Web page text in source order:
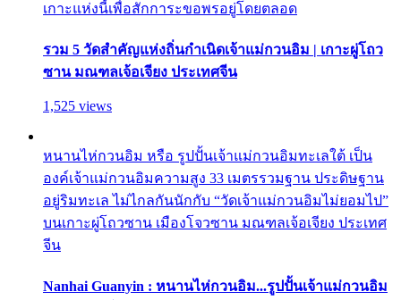
เกาะแห่งนี้เพื่อสักการะขอพรอยู่โดยตลอด
รวม 5 วัดสำคัญแห่งถิ่นกำเนิดเจ้าแม่กวนอิม | เกาะผู่โถว
ซาน มณฑลเจ้อเจียง ประเทศจีน
1,525 views
หนานไห่กวนอิม หรือ รูปปั้นเจ้าแม่กวนอิมทะเลใต้ เป็น
องค์เจ้าแม่กวนอิมความสูง 33 เมตรรวมฐาน ประดิษฐาน
อยู่ริมทะเล ไม่ไกลกันนักกับ “วัดเจ้าแม่กวนอิมไม่ยอมไป”
บนเกาะผู่โถวซาน เมืองโจวซาน มณฑลเจ้อเจียง ประเทศ
จีน
Nanhai Guanyin : หนานไห่กวนอิม...รูปปั้นเจ้าแม่กวนอิม